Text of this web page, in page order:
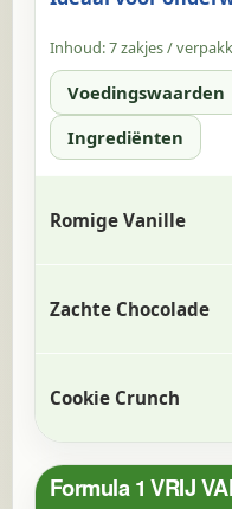
Inhoud:7 zakjes /
Voedingswaarden
Ingrediënten
Romige Vanille
Zachte Chocolade
Cookie Crunch
Formula 1 VRIJ